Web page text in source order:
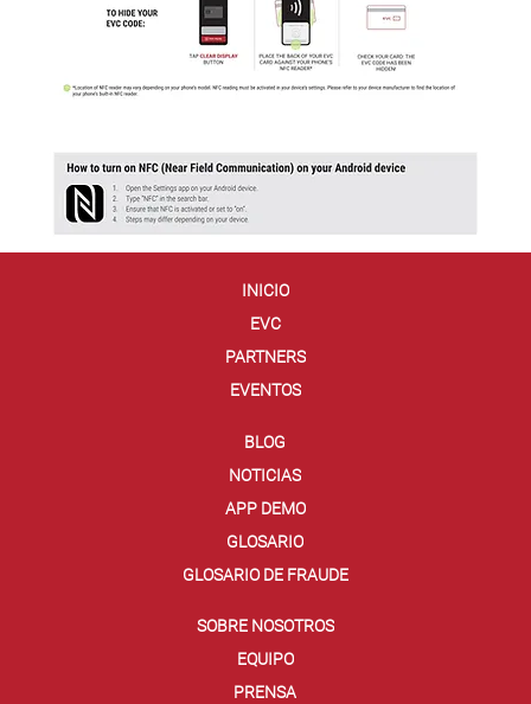
INICIO
EVC
PARTNERS
EVENTOS
BLOG
NOTICIAS
APP DEMO
GLOSARIO
GLOSARIO DE FRAUDE
SOBRE NOSOTROS
EQUIPO
PRENSA